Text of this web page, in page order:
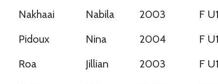
Nakhaai Nabila 2003
F
Pidoux
Nina 2004
F
Roa
Jillian 2003
F